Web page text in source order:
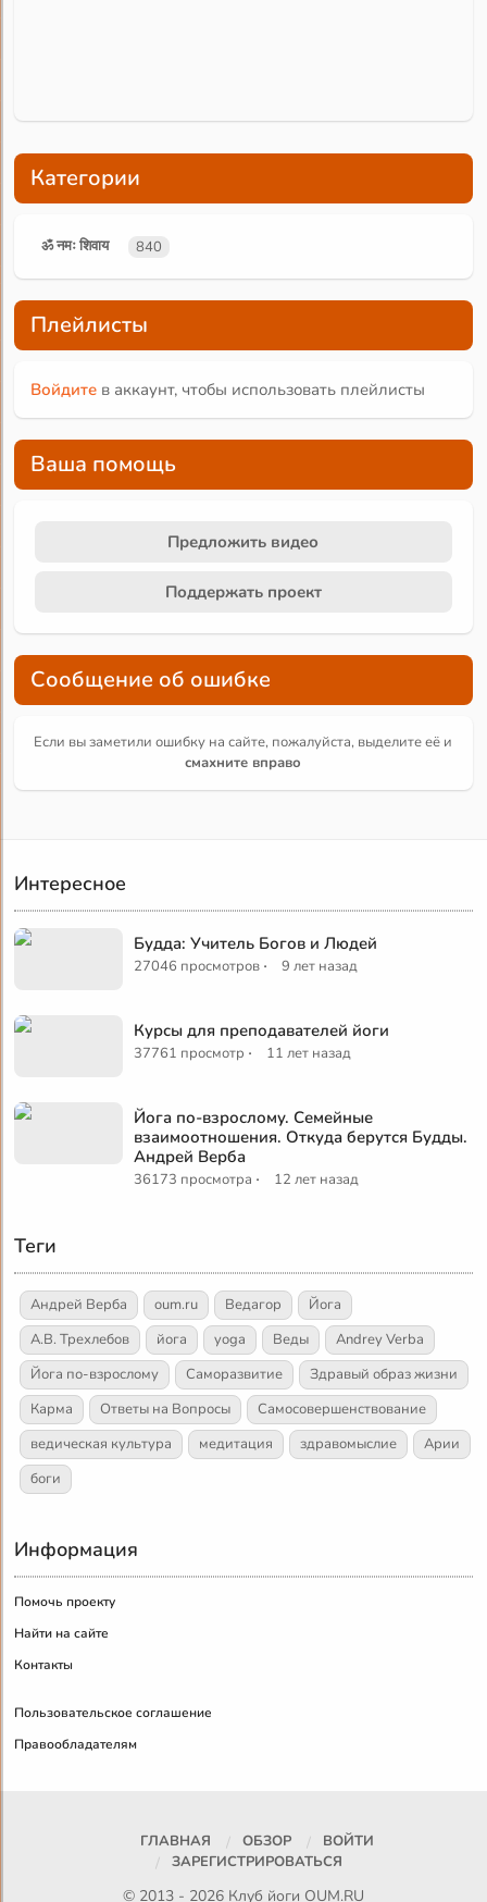
Категории
ॐ नमः शिवाय 840
Плейлисты
Войдите в аккаунт, чтобы использовать плейлисты
Ваша помощь
Предложить видео
Поддержать проект
Сообщение об ошибке
Если вы заметили ошибку на сайте, пожалуйста, выделите её и
смахните вправо
Интересное
Будда: Учитель Богов и Людей
27046 просмотров · 9 лет назад
Курсы для преподавателей йоги
37761 просмотр · 11 лет назад
Йога по-взрослому. Семейные
взаимоотношения. Откуда берутся Будды.
Андрей Верба
36173 просмотра · 12 лет назад
Теги
Андрей Верба oum.ru Ведагор
Йога
А.В. Трехлебов
йога yoga Веды
Andrey Verba
Йога по-взрослому
Саморазвитие
Здравый образ жизни
Карма
Ответы на Вопросы
Самосовершенствование
ведическая культура
медитация здравомыслие
Арии
боги
Информация
Помочь проекту
Найти на сайте
Контакты
Пользовательское соглашение
Правообладателям
ГЛАВНАЯ ОБЗОР
ВОЙТИ
ЗАРЕГИСТРИРОВАТЬСЯ
© 2013 - 2026 Клуб йоги OUM.RU